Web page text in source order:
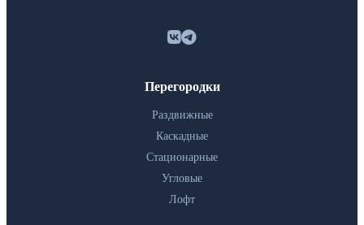
Перегородки
Раздвижные
Каскадные
Стационарные
Угловые
Лофт